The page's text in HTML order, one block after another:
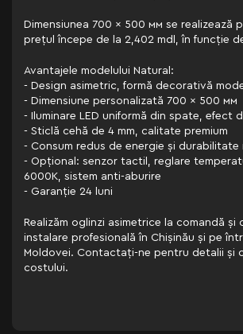
Dimensiunea 700 × 500 мм se realizează
prețul începe de la 2,402 mdl, în funcție
Avantajele modelului Natural:
- Design asimetric, formă decorativă
- Dimensiune personalizată 700 × 500 мм
- Iluminare LED uniformă din spate, efect
- Sticlă cehă de 4 mm, calitate premium
- Consum redus de energie și durabilitate
- Opțional: senzor tactil, reglare
6000K, sistem anti-aburire
- Garanție 24 luni
Realizăm oglinzi asimetrice la comandă și
instalare profesională în Chișinău și pe
Moldovei. Contactați-ne pentru detalii și
costului.